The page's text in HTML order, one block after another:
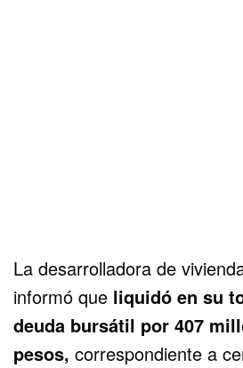
La desarrolladora de
informó que liquidó en su
deuda bursátil por 407
pesos, correspondiente a